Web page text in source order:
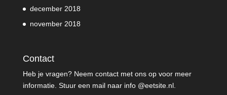
december 2018
november 2018
Contact
Heb je vragen? Neem contact met ons op voor meer
informatie. Stuur een mail naar info @eetsite.nl.